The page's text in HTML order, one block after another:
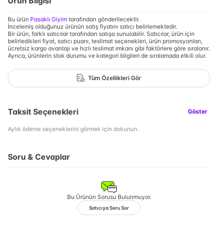
Bu ürün Pasaklı Giyim tarafından gönderilecektir.
İncelemiş olduğunuz ürünün satış fiyatını satıcı belirlemektedir.
Bir ürün, farklı satıcılar tarafından satışa sunulabilir. Satıcılar, ürün için
belirledikleri fiyat, satıcı puanı, teslimat seçenekleri, ürün promosyonları,
ücretsiz kargo avantajı ve hızlı teslimat imkanı gibi faktörlere göre sıralanır.
Ayrıca, ürünlerin stok durumu ve kategori bilgileri de sıralamada etkili olur.
Tüm Özellikleri Gör
Taksit Seçenekleri Göster
Aylık ödeme seçeneklerini görmek için dokunun.
Soru & Cevaplar
Bu Ürünün Sorusu Bulunmuyor.
Satıcıya Soru Sor